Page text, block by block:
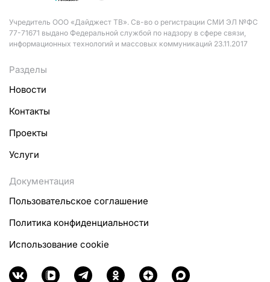
Учредитель ООО «Дайджест ТВ». Св-во о регистрации СМИ ЭЛ №ФС
77-71671 выдано Федеральной службой по надзору в сфере связи,
информационных технологий и массовых коммуникаций 23.11.2017
Разделы
Новости
Контакты
Проекты
Услуги
Документация
Пользовательское соглашение
Политика конфиденциальности
Использование cookie